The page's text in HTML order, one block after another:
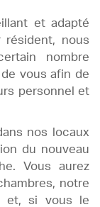
et adapté
nous
nombre
vous afin de
personnel et
nos locaux
du nouveau
Vous aurez
notre
et, si vous le